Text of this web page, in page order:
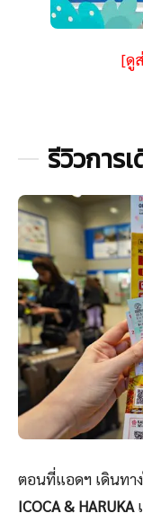
[ดู
รีวิวการ
ตอนที่แอดฯ เดินทา
ICOCA & HARUKA